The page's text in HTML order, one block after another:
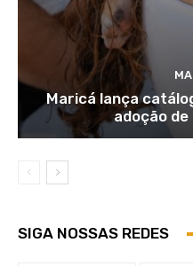
Maricá lança
adoção
SIGA NOSSAS REDES